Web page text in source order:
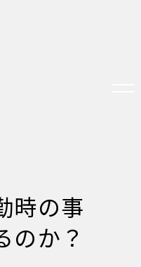
おすすめ
オプション品
グッズ＆オプション
クロスバイクの特徴
時の事
のか？